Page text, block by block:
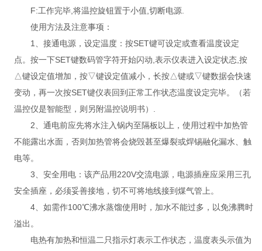
F:工作完毕,将温控旋钮置于小值,切断电源.
使用方法及注意事项：
1、接通电源，设定温度：按SET键可设定或查看温度设定
点。按一下SET键数码管字符开始闪动,表示仪表进入设定状态,按
△键设定值增加，按▽键设定值减小，长按△键或▽键数据会快速
变动，再一次按SET键仪表回到正常工作状态温度设定完毕。（若
温控仪是智能型，则另附温控说明书）.
2、通电前应先将水注入锅内至隔板以上，使用过程中加热管
不能露出水面，否则加热管将会烧毁甚至爆裂或焊锡融化漏水、触
电等。
3、安全用电：该产品用220V交流电源，电源插座应采用三孔
安全插座，必须妥善接地，切不可将地线接到煤气管上。
4、如需作100℃沸水蒸馏使用时，加水不能过多，以免沸腾时
溢出。
电热有加热和恒温二只指示灯表示工作状态，温度表头示值为